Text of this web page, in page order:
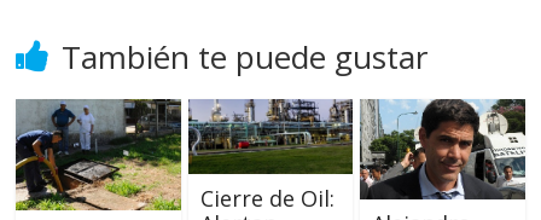
También te puede gustar
Cierre de Oil: